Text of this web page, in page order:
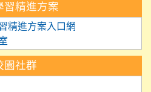
習精進方案
精進方案入口網
園社群